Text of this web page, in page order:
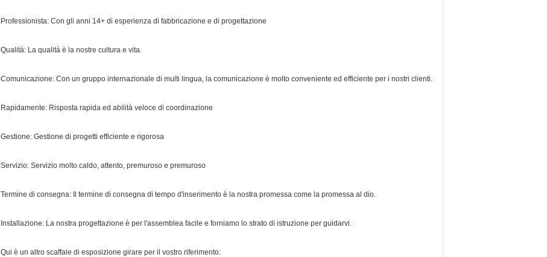
Professionista: Con gli anni 14+ di esperienza di fabbricazione e di progettazione
Qualità: La qualità è la nostre cultura e vita.
Comunicazione: Con un gruppo internazionale di multi lingua, la comunicazione è molto conveniente ed efficiente per i nostri clienti.
Rapidamente: Risposta rapida ed abilità veloce di coordinazione
Gestione: Gestione di progetti efficiente e rigorosa
Servizio: Servizio molto caldo, attento, premuroso e premuroso
Termine di consegna: Il termine di consegna di tempo d'inserimento è la nostra promessa come la promessa al dio.
Installazione: La nostra progettazione è per l'assemblea facile e forniamo lo strato di istruzione per guidarvi.
Qui è un altro scaffale di esposizione girare per il vostro riferimento: